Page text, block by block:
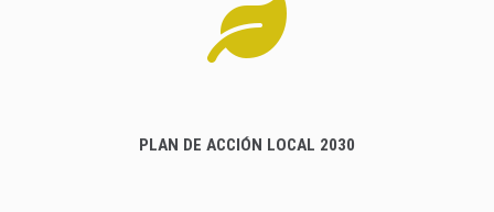
PLAN DE ACCIÓN LOCAL 2030